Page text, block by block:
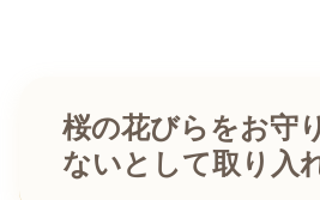
桜の花びらをお守
ないとして取り入